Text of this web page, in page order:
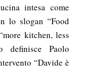
intesa come
lo slogan “Food
kitchen, less
definisce Paolo
“Davide è